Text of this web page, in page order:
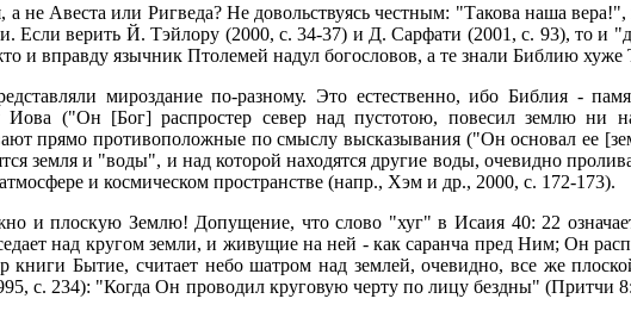
не Авеста или Ригведа? Не довольствуясь честным: "Такова наша
Если верить Й. Тэйлору (2000, с. 34-37) и Д. Сарфати (2001, с. 93), то и
вправду язычник Птолемей надул богословов, а те знали Библию хуже
мироздание по-разному. Это естественно, ибо Библия -
("Он [Бог] распростер север над пустотою, повесил землю ни
прямо противоположные по смыслу высказывания ("Он основал ее
земля и "воды", и над которой находятся другие воды, очевидно
и космическом пространстве (напр., Хэм и др., 2000, с. 172-173).
и плоскую Землю! Допущение, что слово "хуг" в Исаия 40: 22
над кругом земли, и живущие на ней - как саранча пред Ним; Он
книги Бытие, считает небо шатром над землей, очевидно, все же
с. 234): "Когда Он проводил круговую черту по лицу бездны" (Притчи 8: